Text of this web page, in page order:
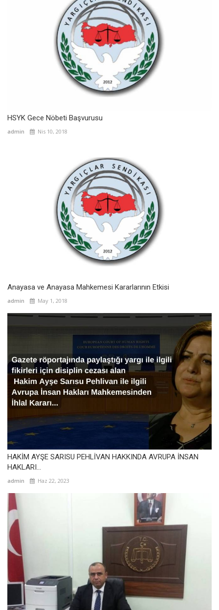
HSYK Gece Nöbeti Başvurusu
admin Nis 10, 2018
Anayasa ve Anayasa Mahkemesi Kararlarının Etkisi
admin May 1, 2018
HAKİM AYŞE SARISU PEHLİVAN HAKKINDA AVRUPA İNSAN
HAKLARI...
admin Haz 22, 2023